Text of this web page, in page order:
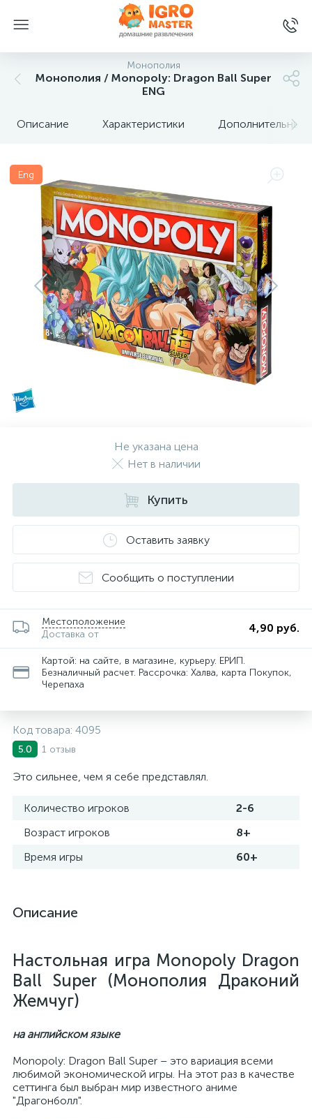
Монополия
Монополия / Monopoly: Dragon Ball Super
ENG
Описание Характеристики Дополнительные
Eng
Не указана цена
Нет в наличии
Купить
Оставить заявку
Сообщить о поступлении
Местоположение
Доставка от
4,90 руб.
Картой: на сайте, в магазине, курьеру. ЕРИП.
Безналичный расчет. Рассрочка: Халва, карта Покупок,
Черепаха
Код товара: 4095
5.0 1 отзыв
Это сильнее, чем я себе представлял.
Количество игроков
2-6
Возраст игроков
8+
Время игры
60+
Описание
Настольная игра Monopoly Dragon
Ball Super (Монополия Драконий
Жемчуг)
на английском языке
Monopoly: Dragon Ball Super – это вариация всеми
любимой экономической игры. На этот раз в качестве
сеттинга был выбран мир известного аниме
"Драгонболл".